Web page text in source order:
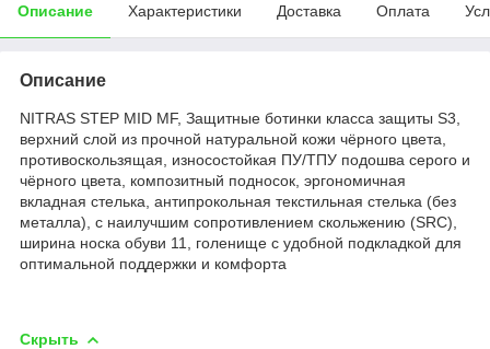
Описание Характеристики Доставка Оплата
Описание
NITRAS STEP MID MF, Защитные ботинки класса защиты S3,
верхний слой из прочной натуральной кожи чёрного цвета,
противоскользящая, износостойкая ПУ/ТПУ подошва серого и
чёрного цвета, композитный подносок, эргономичная
вкладная стелька, антипрокольная текстильная стелька (без
металла), с наилучшим сопротивлением скольжению (SRC),
ширина носка обуви 11, голенище с удобной подкладкой для
оптимальной поддержки и комфорта
Скрыть